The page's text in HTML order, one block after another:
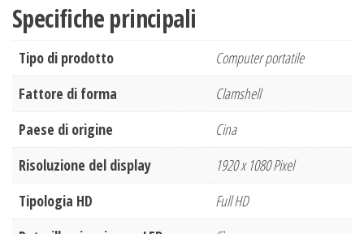
Specifiche principali
Tipo di prodotto
Computer portatile
Fattore di forma
Clamshell
Paese di origine
Cina
Risoluzione del display
1920 x 1080 Pixel
Tipologia HD
Full HD